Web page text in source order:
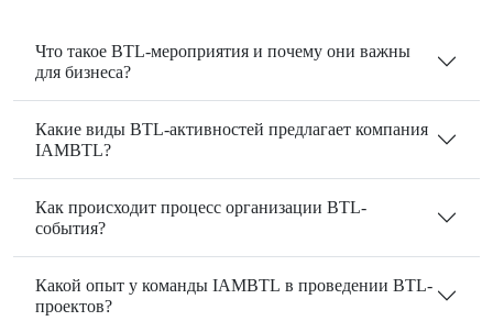
Что такое BTL-мероприятия и почему они важны
для бизнеса?
Какие виды BTL-активностей предлагает компания
IAMBTL?
Как происходит процесс организации BTL-
события?
Какой опыт у команды IAMBTL в проведении BTL-
проектов?